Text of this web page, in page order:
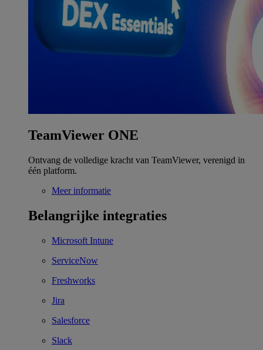
TeamViewer ONE
Ontvang de volledige kracht van TeamViewer, verenigd in
één platform.
Meer informatie
Belangrijke integraties
Microsoft Intune
ServiceNow
Freshworks
Jira
Salesforce
Slack